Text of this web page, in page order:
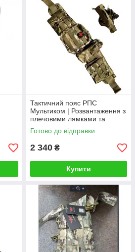
Тактичний пояс РПС
Мультиком | Розвантаження з
плечовими лямками та
підсумками
Готово до відправки
2 340 ₴
Купити